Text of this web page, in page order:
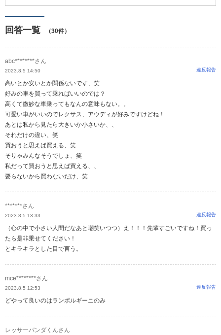
回答一覧 （30件）
abc********さん
2023.8.5 14:50 違反報告
高いとか安いとか関係ないです、笑
好みの車を買って乗ればいいのでは？
高くて微妙な車乗ってもなんの意味もない。。
可愛い車がいいのでレクサス、アウディが好みですけどね！
あとは私から見たら大きいか小さいか、、
それだけの違い、笑
買おうと思えば買える、笑
そりゃみんなそうでしょ、笑
私だって買おうと思えば買える、、
要らないから買わないだけ、笑
*******さん
2023.8.5 13:33 違反報告
（心の中で小さい人間だなあと嘲笑いつつ）え！！！先輩すごいですね！買っ
たら是非乗せてください！
とキラキラとした目で言う。
mce********さん
2023.8.5 12:53 違反報告
どやって良いのはランボルギーニのみ
レッサーパンダくんさん